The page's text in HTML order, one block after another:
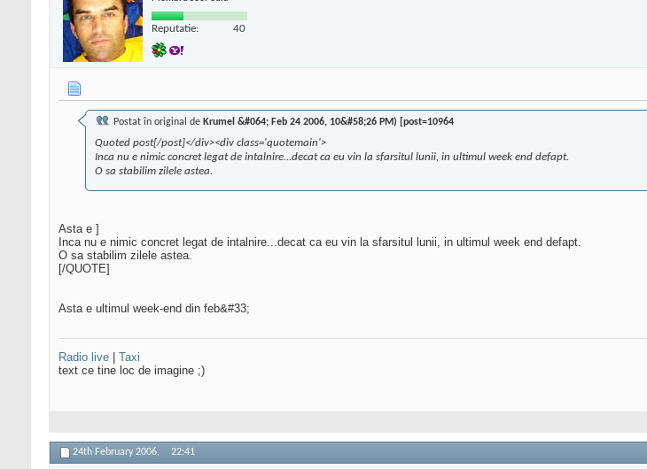
Reputatie: 40
Postat în original de Krumel &#064; Feb 24 2006, 10&#58;26 PM) [post=10964
Quoted post[/post]</div><div class='quotemain'>
Inca nu e nimic concret legat de intalnire...decat ca eu vin la sfarsitul lunii, in ultimul week end defapt.
O sa stabilim zilele astea.
Asta e ]
Inca nu e nimic concret legat de intalnire...decat ca eu vin la sfarsitul lunii, in ultimul week end defapt.
O sa stabilim zilele astea.
[/QUOTE]
Asta e ultimul week-end din feb&#33;
Radio live
Taxi
text ce tine loc de imagine ;)
24th February 2006, 22:41